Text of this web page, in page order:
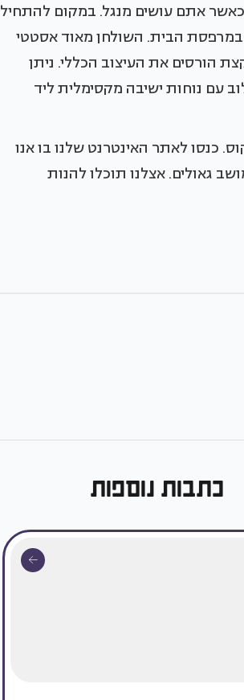
אתם עושים מנגל. במקום להתחיל
הבית. השולחן מאוד אסטטי
הורסים את העיצוב הכללי. ניתן
עם נוחות ישיבה מקסימלית ליד
כנסו לאתר האינטרנט שלנו בו אנו
גאולים. אצלנו תוכלו להנות
כתבות נוספות